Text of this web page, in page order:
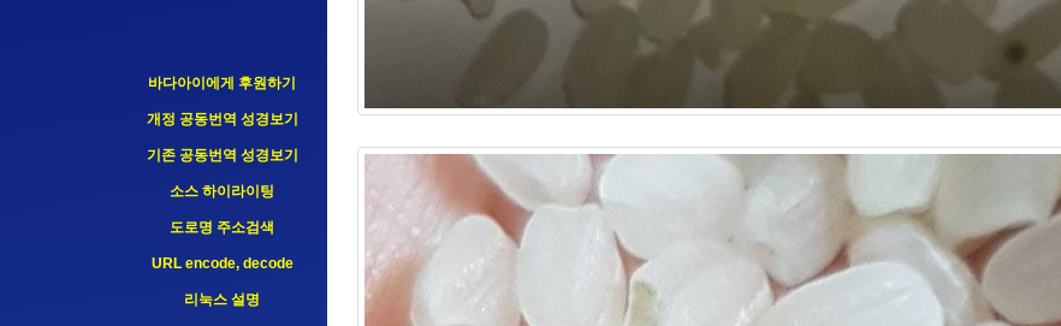
바다아이에게 후원하기
개정 공동번역 성경보기
기존 공동번역 성경보기
소스 하이라이팅
도로명 주소검색
URL encode, decode
리눅스 설명